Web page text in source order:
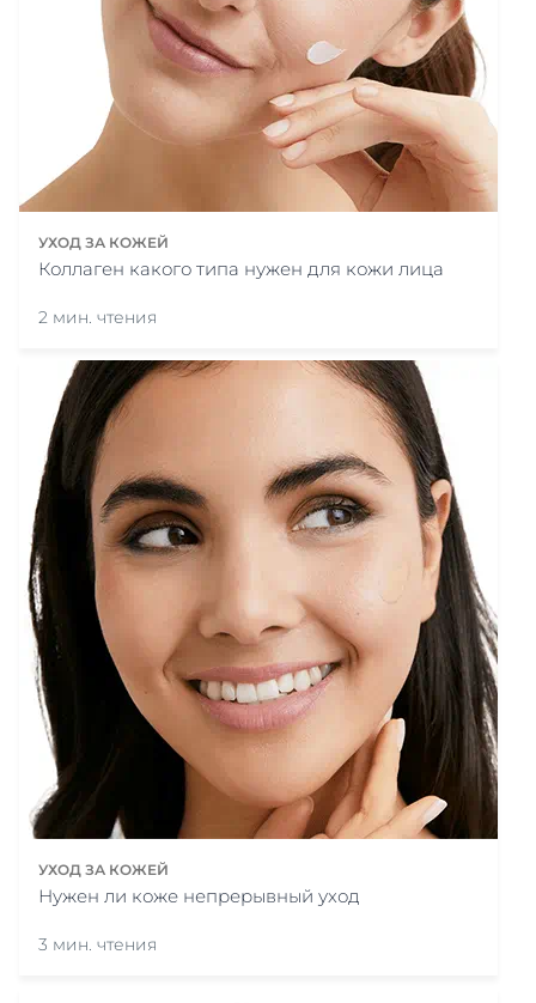
УХОД ЗА КОЖЕЙ
Коллаген какого типа нужен для кожи лица
2 мин. чтения
УХОД ЗА КОЖЕЙ
Нужен ли коже непрерывный уход
3 мин. чтения